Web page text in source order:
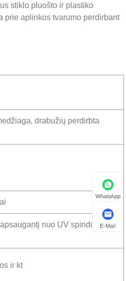
stiklo pluošto ir plastiko
prie aplinkos tvarumo perdirbant
drabužių perdirbta
nuo UV spindulių ir
ir kt
WhatsApp
E-Mail